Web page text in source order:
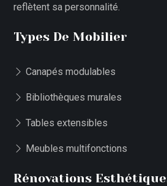
reflètent sa personnalité.
Types De Mobilier
Canapés modulables
Bibliothèques murales
Tables extensibles
Meubles multifonctions
Rénovations